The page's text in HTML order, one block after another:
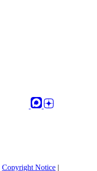
Copyright Notice |